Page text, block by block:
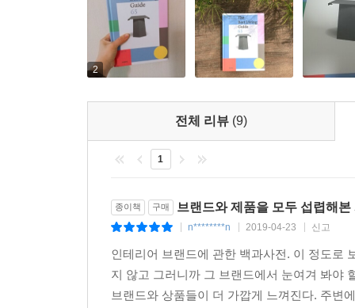
2
전체 리뷰 (9)
1
종이책 구매 브랜드와 제품을 모두 섭렵해
n********n 2019-04-23 신고
인테리어 브랜드에 관한 백과사전. 이 정도로
지 않고 그러니까 그 브랜드에서 눈여겨 봐야
브랜드와 상품들이 더 가깝게 느껴진다. 주변